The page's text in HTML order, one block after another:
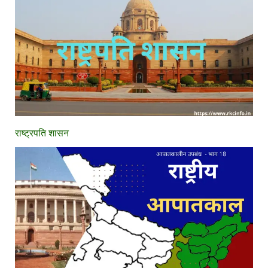
राष्ट्रपति शासन